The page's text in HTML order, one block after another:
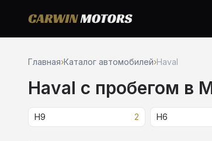
Главная›Каталог автомобилей›Haval
Haval c пробегом в
H9 2 H6